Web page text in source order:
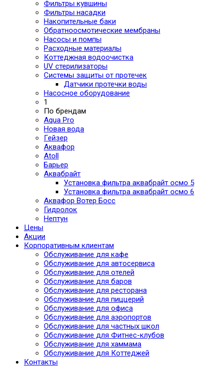
Фильтры кувшины
Фильтры насадки
Накопительные баки
Обратноосмотические мембраны
Насосы и помпы
Расходные материалы
Коттеджная водоочистка
UV стерилизаторы
Системы защиты от протечек
Датчики протечки воды
Насосное оборудование
1
По брендам
Aqua Pro
Новая вода
Гейзер
Аквафор
Atoll
Барьер
Аквабрайт
Установка фильтра аквабрайт осмо 5
Установка фильтра аквабрайт осмо 6
Аквафор Вотер Босс
Гидролок
Нептун
Цены
Акции
Корпоративным клиентам
Обслуживание для кафе
Обслуживание для автосервиса
Обслуживание для отелей
Обслуживание для баров
Обслуживание для ресторана
Обслуживание для пиццерий
Обслуживание для офиса
Обслуживание для аэропортов
Обслуживание для частных школ
Обслуживание для Фитнес-клубов
Обслуживание для хаммама
Обслуживание для Коттеджей
Контакты